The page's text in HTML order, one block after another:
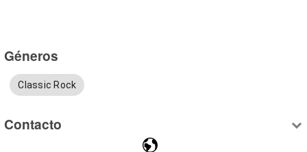
Géneros
Classic Rock
Contacto